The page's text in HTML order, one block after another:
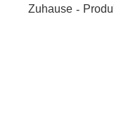
Zuhause